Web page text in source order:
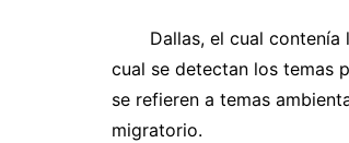
Dallas, el cual contenía
cual se detectan los temas
se refieren a temas
migratorio.